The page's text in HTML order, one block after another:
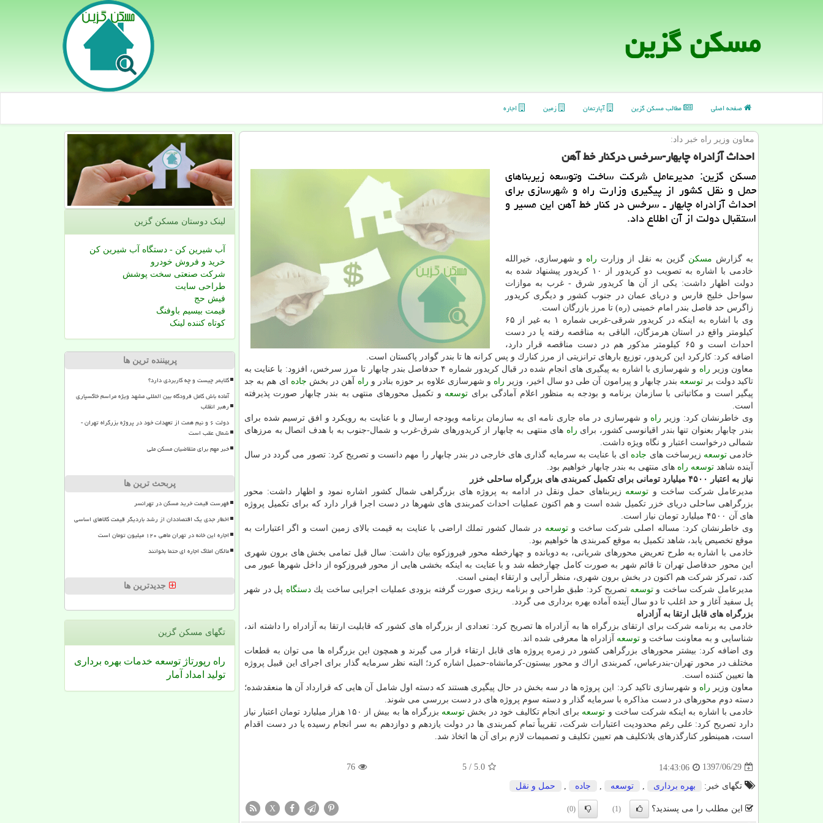
مسكن گزین
صفحه اصلی مطالب مسكن گزین آپارتمان زمین اجاره
معاون وزیر راه خبر داد:
احداث آزادراه چابهار-سرخس دركنار خط آهن
مسكن گزین: مدیرعامل شركت ساخت وتوسعه زیربناهای
حمل و نقل كشور از پیگیری وزارت راه و شهرسازی برای
احداث آزادراه چابهار ـ سرخس در كنار خط آهن این مسیر و
استقبال دولت از آن اطلاع داد.
به گزارش مسكن گزین به نقل از وزارت راه و شهرسازی، خیرالله
خادمی با اشاره به تصویب دو كریدور از ۱۰ كریدور پیشنهاد شده به
دولت اظهار داشت: یكی از آن ها كریدور شرق - غرب به موازات
سواحل خلیج فارس و دریای عمان در جنوب كشور و دیگری كریدور
زاگرس حد فاصل بندر امام خمینی (ره) تا مرز بازرگان است.
وی با اشاره به اینكه در كریدور شرقی-غربی شماره ۱ به غیر از ۶۵
كیلومتر واقع در استان هرمزگان، الباقی به مناقصه رفته یا در دست
احداث است و ۶۵ كیلومتر مذكور هم در دست مناقصه قرار دارد،
اضافه كرد: كاركرد این كریدور، توزیع بارهای ترانزیتی از مرز كنارك و پس كرانه ها تا بندر گوادر پاكستان است.
معاون وزیر راه
و شهرسازی با اشاره به پیگیری های انجام شده در قبال كریدور شماره ۴ حدفاصل بندر چابهار تا مرز سرخس، افزود: با عنایت به
تاكید دولت بر توسعه بندر چابهار و پیرامون آن طی دو سال اخیر، وزیر راه و شهرسازی علاوه بر حوزه بنادر و راه آهن در بخش جاده ای هم به جد
پیگیر است و مكاتباتی با سازمان برنامه و بودجه به منظور اعلام آمادگی برای توسعه و تكمیل محورهای منتهی به بندر چابهار صورت پذیرفته
است.
وی خاطرنشان كرد: وزیر راه و شهرسازی در ماه جاری نامه ای به سازمان برنامه وبودجه ارسال و با عنایت به رویكرد و افق ترسیم شده برای
بندر چابهار بعنوان تنها بندر اقیانوسی كشور، برای راه های منتهی به چابهار از كریدورهای شرق-غرب و شمال-جنوب به با هدف اتصال به مرزهای
شمالی درخواست اعتبار و نگاه ویژه داشت.
خادمیتوسعه زیرساخت های جاده ای با عنایت به سرمایه گذاری های خارجی در بندر چابهار را مهم دانست و تصریح كرد: تصور می گردد در سال
آینده شاهد توسعه راه های منتهی به بندر چابهار خواهیم بود.
نیاز به اعتبار
۴۵۰۰ میلیارد تومانی برای تكمیل كمربندی های بزرگراه ساحلی خزر
مدیرعامل شركت ساخت و توسعه زیربناهای حمل ونقل در ادامه به پروژه های بزرگراهی شمال كشور اشاره نمود و اظهار داشت: محور
بزرگراهی ساحلی دریای خزر تكمیل شده است و هم اكنون عملیات احداث كمربندی های شهرها در دست اجرا قرار دارد كه برای تكمیل پروژه
های آن ۴۵۰۰ میلیارد تومان نیاز است.
وی خاطرنشان كرد: مساله اصلی شركت ساخت وتوسعه در شمال كشور تملك اراضی با عنایت به قیمت بالای زمین است و اگر اعتبارات به
موقع تخصیص یابد، شاهد تكمیل به موقع كمربندی ها خواهیم بود.
خادمی با اشاره به طرح تعریض محورهای شریانی، به دوبانده و چهارخطه محور فیروزكوه بیان داشت: سال قبل تمامی بخش های برون شهری
این محور حدفاصل تهران تا قائم شهر به صورت كامل چهارخطه شد و با عنایت به اینكه بخشی هایی از محور فیروزكوه از داخل شهرها عبور می
كند، تمركز شركت هم اكنون در بخش برون شهری، منظر آرایی و ارتقاء ایمنی است.
مدیرعامل شركت ساخت وتوسعه تصریح كرد: طبق طراحی و برنامه ریزی صورت گرفته بزودی عملیات اجرایی ساخت یكدستگاه پل در شهر
پل سفید آغاز و حد اغلب تا دو سال آینده آماده بهره برداری می گردد.
بزرگراه های قابل ارتقا به آزادراه
خادمی به برنامه شركت برای ارتقای بزرگراه ها به آزادراه ها تصریح كرد: تعدادی از بزرگراه های كشور كه قابلیت ارتقا به آزادراه را داشته اند،
شناسایی و به معاونت ساخت و توسعه آزادراه ها معرفی شده اند.
وی اضافه كرد: بیشتر محورهای بزرگراهی كشور در زمره پروژه های قابل ارتقاء قرار می گیرند و همچون این بزرگراه ها می توان به قطعات
مختلف در محور تهران-بندرعباس، كمربندی اراك و محور بیستون-كرمانشاه-حمیل اشاره كرد؛ البته نظر سرمایه گذار برای اجرای این قبیل پروژه
ها تعیین كننده است.
معاون وزیر راه و شهرسازی تاكید كرد: این پروژه ها در سه بخش در حال پیگیری هستند كه دسته اول شامل آن هایی كه قرارداد آن ها منعقدشده؛
دسته دوم محورهای در دست مذاكره با سرمایه گذار و دسته سوم پروژه های در دست بررسی می شوند.
خادمی با اشاره به اینكه شركت ساخت و توسعه برای انجام تكالیف خود در بخش توسعه
بزرگراه ها به بیش از ۱۵۰ هزار میلیارد تومان اعتبار نیاز
دارد تصریح كرد: علی رغم محدودیت اعتبارات شركت، تقریباً تمام كمربندی ها در دولت یازدهم و دوازدهم به سر انجام رسیده یا در دست اقدام
است، همینطور كنارگذرهای بلاتكلیف هم تعیین تكلیف و تصمیمات لازم برای آن ها اتخاذ شد.
1397/06/29
14:43:06
5.0
/ 5
76
تگهای خبر: بهره برداری توسعه جاده حمل و نقل
این مطلب را می پسندید؟ (1)
(0)
X
لینک دوستان مسكن گزین
آب شیرین کن - دستگاه آب شیرین کن
خرید و فروش خودرو
شرکت صنعتی سخت پوشش
طراحی سایت
فیش حج
قیمت بیسیم باوفنگ
کوتاه کننده لینک
پربیننده ترین ها
کلایمر چیست و چه کاربردی دارد؟
آماده باش کامل فرودگاه بین المللی مشهد ویژه مراسم خاکسپاری
رهبر انقلاب
دولت ۶ و نیم همت از تعهدات خود در پروژه بزرگراه تهران -
شمال عقب است
خبر مهم برای متقاضیان مسکن ملی
پربحث ترین ها
فهرست قیمت خرید مسکن در تهرانسر
اخطار جدی یک اقتصاددان از رشد باردیگر قیمت کالاهای اساسی
اجاره این خانه در تهران ماهی ۱۲۰ میلیون تومان است
مالکان املاک اجاره ای حتما بخوانند
جدیدترین ها
تگهای مسكن گزین
راه رپورتاژ توسعه خدمات بهره برداری
تولید امداد آمار